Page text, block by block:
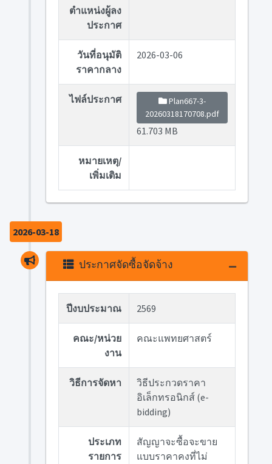
ตำแหน่งผู้ลง
ประกาศ
วันที่อนุมัติ
ราคากลาง
2026-03-06
ไฟล์ประกาศ
Plan667-3-
20260318170708.pdf
61.703 MB
หมายเหตุ/
เพิ่มเติม
2026-03-18
ประกาศจัดซื้อจัดจ้าง
ปีงบประมาณ 2569
คณะ/หน่วย
งาน
คณะแพทยศาสตร์
วิธีการจัดหา
วิธีประกวดราคา
อิเล็กทรอนิกส์ (e-
bidding)
ประเภท
รายการ
สัญญาจะซื้อจะขาย
แบบราคาคงที่ไม่